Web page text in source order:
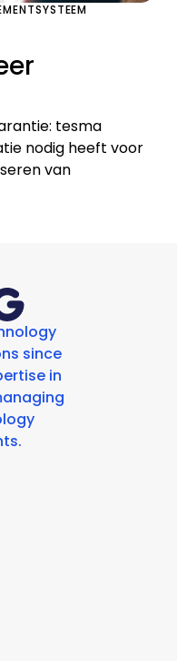
tesma
nodig heeft voor
van
since
in